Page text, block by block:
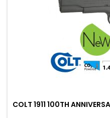
COLT 1911 100TH